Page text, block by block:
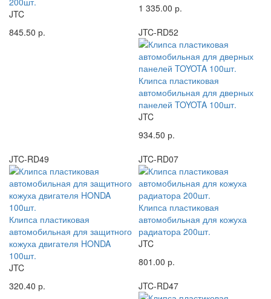
JTC
845.50 р.
1 335.00 р.
JTC-RD52
Клипса пластиковая
автомобильная для дверных
панелей TOYOTA 100шт.
JTC
934.50 р.
JTC-RD49
Клипса пластиковая
автомобильная для защитного
кожуха двигателя HONDA
100шт.
JTC
320.40 р.
JTC-RD07
Клипса пластиковая
автомобильная для кожуха
радиатора 200шт.
JTC
801.00 р.
JTC-RD47